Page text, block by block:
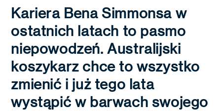
Kariera Bena Simmonsa w
ostatnich latach to pasmo
niepowodzeń. Australijski
koszykarz chce to wszystko
zmienić i już tego lata
wystąpić w barwach swojego